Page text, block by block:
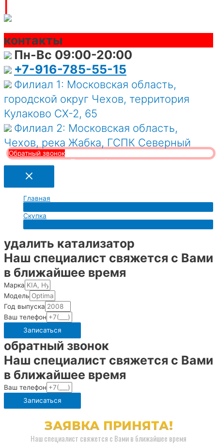
контакты
Пн-Вс 09:00-20:00
+7-916-785-55-15
Филиал 1: Московская область,
городской округ Чехов, территория
Кулаково СХ-2, 65
Филиал 2: Московская область,
Чехов, река Жабка, ГСПК Северный
Обратный звонок
Политика конфиденциальности
Главная
Скупка
удалить катализатор
Наш специалист свяжется с Вами
в ближайшее время
Марка
Модель
Год выпуска
Ваш телефон
Записаться
обратный звонок
Наш специалист свяжется с Вами
в ближайшее время
Ваш телефон
Записаться
ЗАЯВКА ПРИНЯТА!
Наш специалист свяжется с Вами в ближайшее время